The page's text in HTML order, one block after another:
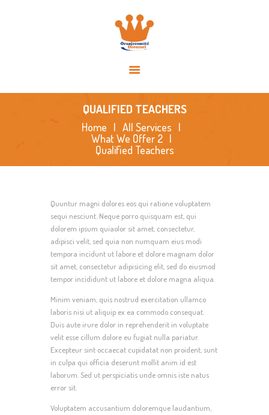
QUALIFIED TEACHERS
Home
All Services
What We Offer 2
Qualified Teachers
SPONSORS
Quuntur magni dolores eos qui ratione voluptatem
sequi nesciunt. Neque porro quisquam est, qui
dolorem ipsum quiaolor sit amet, consectetur,
adipisci velit, sed quia non numquam eius modi
tempora incidunt ut labore et dolore magnam dolor
sit amet, consectetur adipisicing elit, sed do eiusmod
tempor incididunt ut labore et dolore magna aliqua.
Minim veniam, quis nostrud exercitation ullamco
laboris nisi ut aliquip ex ea commodo consequat.
Duis aute irure dolor in reprehenderit in voluptate
velit esse cillum dolore eu fugiat nulla pariatur.
Excepteur sint occaecat cupidatat non proident, sunt
in culpa qui officia deserunt mollit anim id est
laborum. Sed ut perspiciatis unde omnis iste natus
error sit.
Voluptatem accusantium doloremque laudantium,